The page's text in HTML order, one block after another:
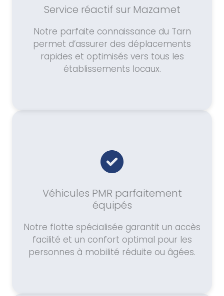
Service réactif sur Mazamet
Notre parfaite connaissance du Tarn
permet d’assurer des déplacements
rapides et optimisés vers tous les
établissements locaux.
Véhicules PMR parfaitement
équipés
Notre flotte spécialisée garantit un accès
facilité et un confort optimal pour les
personnes à mobilité réduite ou âgées.